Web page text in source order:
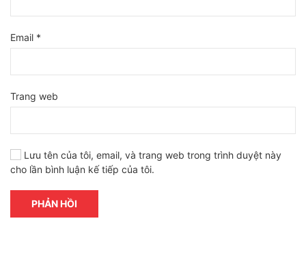
Email *
Trang web
Lưu tên của tôi, email, và trang web trong trình duyệt này
cho lần bình luận kế tiếp của tôi.
PHẢN HỒI